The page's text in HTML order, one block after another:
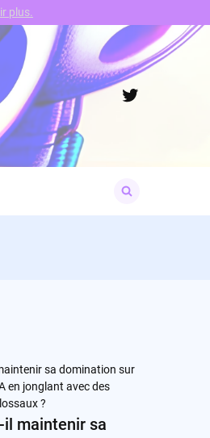
Twitter
for:
maintenir sa
plus.